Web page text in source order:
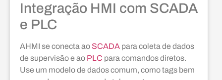
Integração HMI com SCADA
e PLC
AHMI se conecta ao SCADA para coleta de dados
de supervisão e ao PLC para comandos diretos.
Use um modelo de dados comum, como tags bem